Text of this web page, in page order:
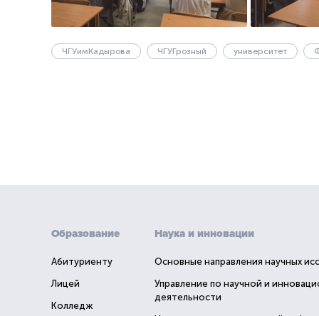
ЧГУимКадырова ЧГУГрозный университет
Образование
Абитуриенту
Лицей
Колледж
Наука и инновации
Основные направления научных
Управление по научной и
деятельности